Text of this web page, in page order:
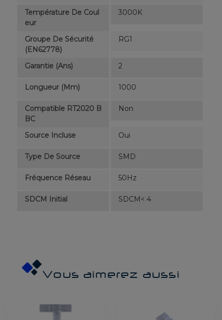
Température De Coul
Eur
3000K
Groupe De Sécurité
(EN62778)
RG1
Garantie (ans) 2
Longueur (mm) 1000
Compatible RT2020 B
BC
Non
Source Incluse Oui
Type De Source SMD
Fréquence Réseau 50Hz
SDCM Initial SDCM< 4
Vous aimerez aussi